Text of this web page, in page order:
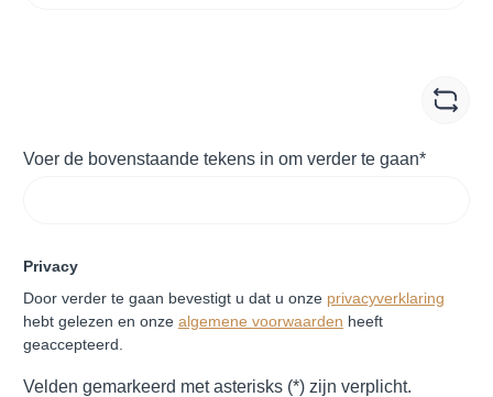
Voer de bovenstaande tekens in om verder te gaan*
Privacy
Door verder te gaan bevestigt u dat u onze privacyverklaring
hebt gelezen en onze algemene voorwaarden heeft
geaccepteerd.
Velden gemarkeerd met asterisks (*) zijn verplicht.